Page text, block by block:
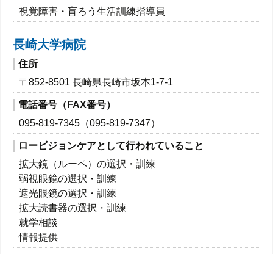
視覚障害・盲ろう生活訓練指導員
長崎大学病院
住所
〒852-8501 長崎県長崎市坂本1-7-1
電話番号（FAX番号）
095-819-7345（095-819-7347）
ロービジョンケアとして行われていること
拡大鏡（ルーペ）の選択・訓練
弱視眼鏡の選択・訓練
遮光眼鏡の選択・訓練
拡大読書器の選択・訓練
就学相談
情報提供